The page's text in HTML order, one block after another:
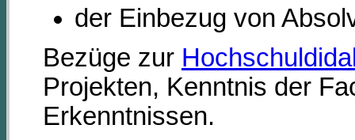
der Einbezug von
Bezüge zur
Projekten, Kenntnis der
Erkenntnissen.